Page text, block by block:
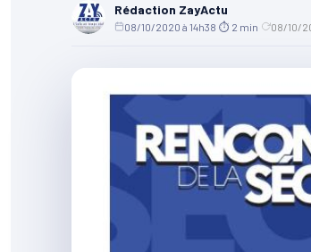
Rédaction ZayActu
08/10/2020 à 14h38 ⏱ 2 min 08/10/